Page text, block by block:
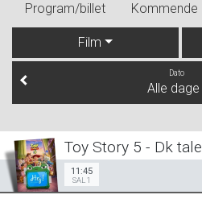
Program/billet Kommende
Film
Dato
Alle dage
Toy Story 5 - Dk tale
11:45
SAL 1
Sal 1